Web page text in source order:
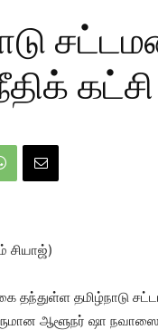
கட்சி
சியாஜ்)
தந்துள்ள தமிழ்நாடு
ஆளூநர் ஷா நவாஸை